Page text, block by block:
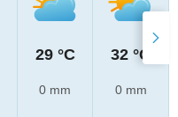
29 °C
0 mm
32 °C
0 mm